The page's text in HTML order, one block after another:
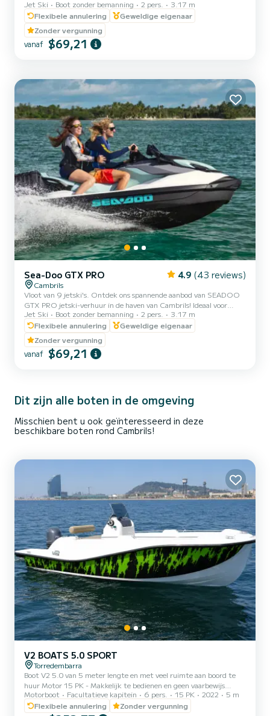
Ideaal voor koppels of vrienden, onze waterfietsen hebben een
maximale capaciteit van 2 personen en worden begeleid door een
ervaren monitor. Met een lengte van 3,17 meter bieden we
flexibele verhuur van 20, 30, 40 en 60 minuten om aan je
behoeften en voorkeuren te voldoen. Ervaar de adrenaline van de
Jet Ski Boot zonder bemanning 2 pers.
3.17 m
Flexibele annulering
Geweldige eigenaar
Zonder vergunning
vanaf $69,21
Sea-Doo GTX PRO 4.9 (43 reviews)
Cambrils
Vloot van 9 jetski's. Ontdek ons spannende aanbod van SEADOO
GTX PRO jetski-verhuur in de haven van Cambrils! Ideaal voor
koppels of vrienden, onze jetski's hebben een maximale capaciteit
van 2 personen en worden begeleid door een ervaren monitor. Met
een lengte van 3,17 meter bieden wij flexibele verhuur van 20, 30,
40 en 60 minuten om aan jouw behoeften en voorkeuren te
voldoen. Ervaar de adrenaline van de golven en geniet van het
Jet Ski Boot zonder bemanning 2 pers.
3.17 m
Flexibele annulering
Geweldige eigenaar
Zonder vergunning
vanaf $69,21
Dit zijn alle boten in de omgeving
Misschien bent u ook geïnteresseerd in deze
beschikbare boten rond Cambrils!
V2 BOATS 5.0 SPORT
Torredembarra
Boot V2 5.0 van 5 meter lengte en met veel ruimte aan boord te
huur Motor 15 PK - Makkelijk te bedienen en geen vaarbewijs
nodig. Capaciteit 6 personen - Ideaal voor gezinnen, stelletjes of
vriendengroepen. Uitrusting: • Bimini-top️ • Zwemtrap️ • Ruim
Motorboot Facultatieve kapitein 6 pers. 15 PK 2022
5 m
Flexibele annulering
Zonder vergunning